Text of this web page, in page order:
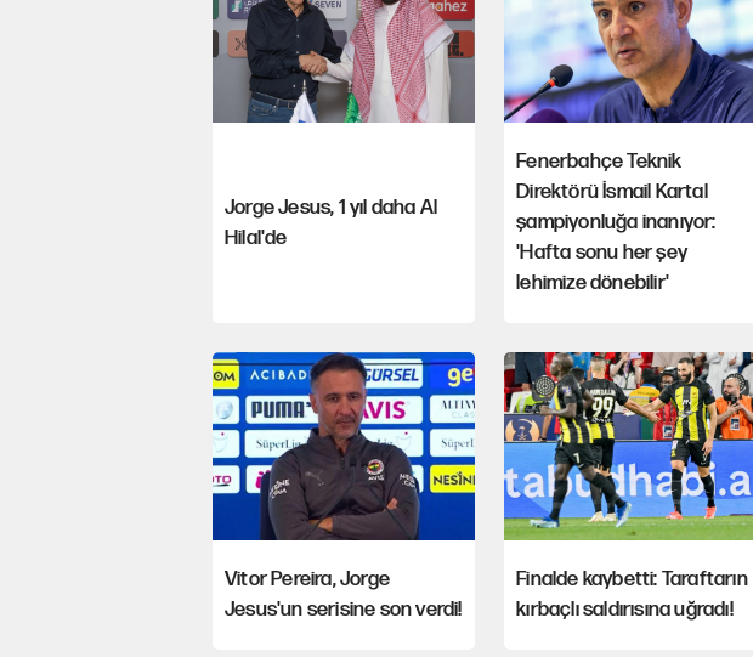
Jorge Jesus, 1 yıl daha Al
Hilal'de
Fenerbahçe Teknik
Direktörü İsmail Kartal
şampiyonluğa inanıyor:
'Hafta sonu her şey
lehimize dönebilir'
Vitor Pereira, Jorge
Jesus'un serisine son verdi!
Finalde kaybetti: Taraftarın
kırbaçlı saldırısına uğradı!